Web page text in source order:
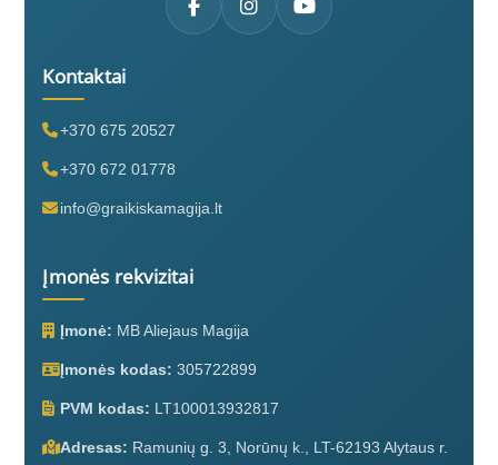
Kontaktai
+370 675 20527
+370 672 01778
info@graikiskamagija.lt
Įmonės rekvizitai
Įmonė: MB Aliejaus Magija
Įmonės kodas: 305722899
PVM kodas: LT100013932817
Adresas: Ramunių g. 3, Norūnų k., LT-62193 Alytaus r.